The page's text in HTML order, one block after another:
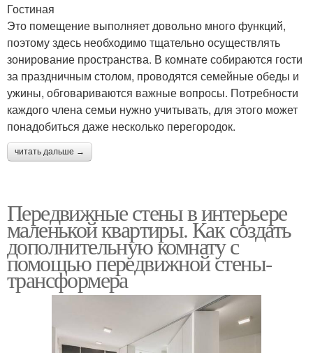
Гостиная
Это помещение выполняет довольно много функций,
поэтому здесь необходимо тщательно осуществлять
зонирование пространства. В комнате собираются гости
за праздничным столом, проводятся семейные обеды и
ужины, обговариваются важные вопросы. Потребности
каждого члена семьи нужно учитывать, для этого может
понадобиться даже несколько перегородок.
читать дальше →
Передвижные стены в интерьере
маленькой квартиры. Как создать
дополнительную комнату с
помощью передвижной стены-
трансформера